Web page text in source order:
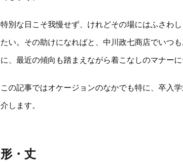
特別な日こそ我慢せず、けれどその場にはふさわ
たい。その助けになればと、中川政七商店でいつ
に、最近の傾向も踏まえながら着こなしのマナーに
この記事ではオケージョンのなかでも特に、卒入
介します。
形・丈